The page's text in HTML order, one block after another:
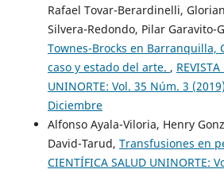
Rafael Tovar-Berardinelli,
Silvera-Redondo, Pilar Garavito-
Townes-Brocks en Barranquilla,
caso y estado del arte. ,
UNINORTE: Vol. 35 Núm. 3
Diciembre
Alfonso Ayala-Viloria, Henry
David-Tarud, Transfusiones en
CIENTÍFICA SALUD UNINORTE: